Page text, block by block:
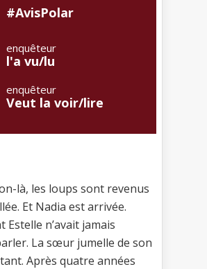
#AvisPolar
enquêteur
l'a vu/lu
enquêteur
Veut la voir/lire
là, les loups sont revenus
Et Nadia est arrivée.
Estelle n’avait jamais
La sœur jumelle de son
Après quatre années